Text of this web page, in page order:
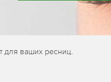
для ваших ресниц.